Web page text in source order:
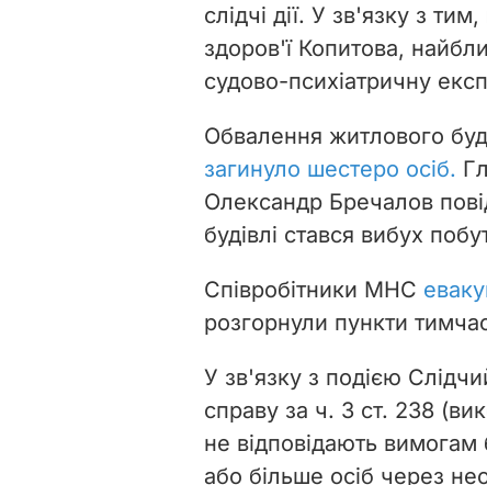
слідчі дії. У зв'язку з
здоров'ї Копитова,
судово-психіатричну
Обвалення житлового
загинуло шестеро осіб.
Олександр Бречалов
будівлі стався вибух
Співробітники МНС
розгорнули пункти
У зв'язку з подією
справу за ч. 3 ст. 238
не відповідають
або більше осіб через